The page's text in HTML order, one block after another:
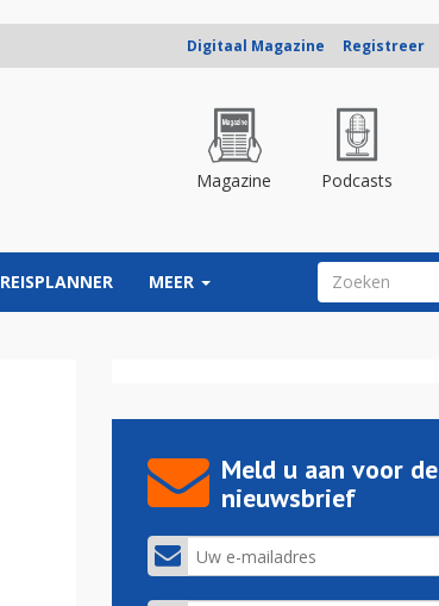
Digitaal Magazine Registreer
Magazine Podcasts
REISPLANNER MEER ZOEKVELD
Meld u aan voor de
nieuwsbrief